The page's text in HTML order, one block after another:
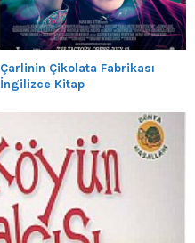
Çarlinin Çikolata Fabrikası
İngilizce Kitap